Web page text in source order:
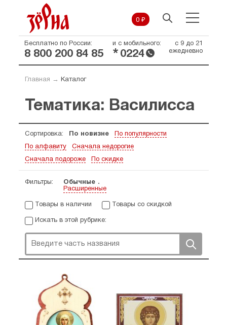
0 ₽
Бесплатно по России:
8 800 200 84 85
и с мобильного:
* 0224
с 9 до 21
ежедневно
Главная → Каталог
Тематика: Василисса
Сортировка: По новизне По популярности
По алфавиту Сначала недорогие
Сначала подороже По скидке
Фильтры:
Обычные
Расширенные
Товары в наличии Товары со скидкой
Искать в этой рубрике: